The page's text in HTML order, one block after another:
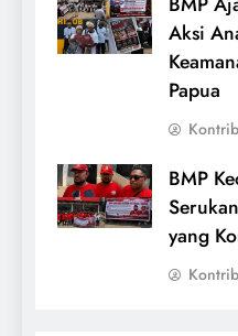
Aksi
Papua
BMP
yang